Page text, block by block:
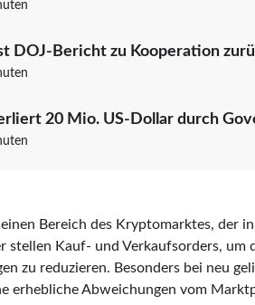
DOJ-Bericht zu Kooperation
20 Mio. US-Dollar durch
Bereich des Kryptomarktes, der in
Kauf- und Verkaufsorders, um
zu reduzieren. Besonders bei neu
erhebliche Abweichungen vom